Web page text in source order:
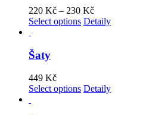
220 Kč – 230 Kč
Select options Detaily
Šaty
449 Kč
Select options Detaily